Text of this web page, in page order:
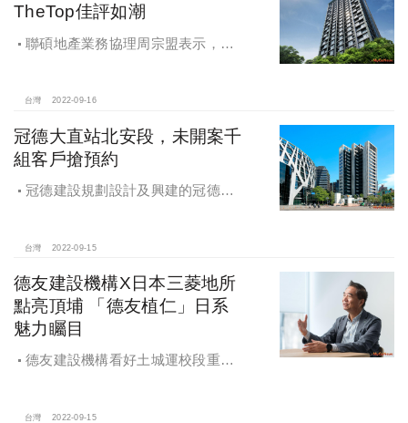
TheTop佳評如潮
聯碩地產業務協理周宗盟表示，
戶的未來潛力、雙北無界的絕佳地段
條件，更看中新美齊超規格規劃。
台灣 2022-09-16
冠德大直站北安段，未開案千
組客戶搶預約
冠德建設規劃設計及興建的冠德北
大學、大直高中、北安國中及大直國
內湖科學園區不遠，以「人文匯聚場
域」為整體發展定位。
台灣 2022-09-15
德友建設機構X日本三菱地所
點亮頂埔 「德友植仁」日系
魅力矚目
德友建設機構看好土城運校段重劃
台灣 2022-09-15